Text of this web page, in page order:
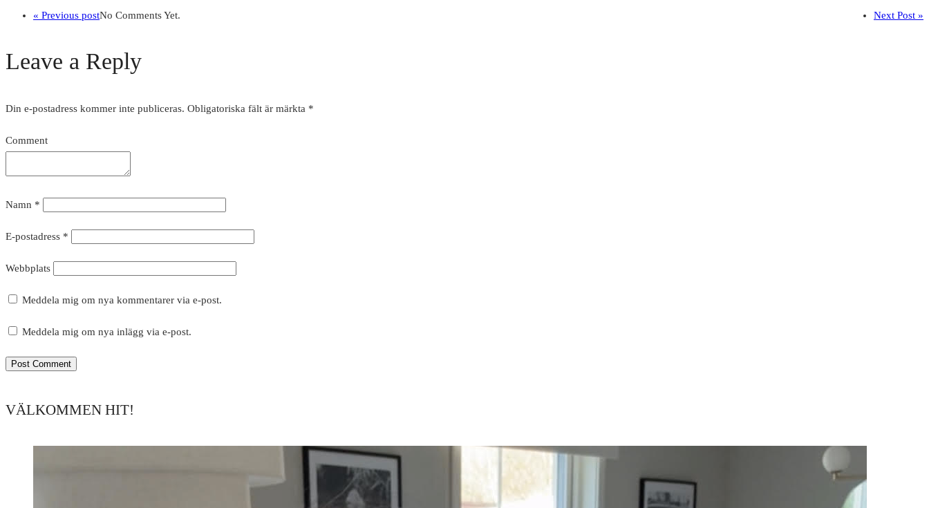
« Previous post Next Post »
No Comments Yet.
Leave a Reply
Din e-postadress kommer inte publiceras. Obligatoriska fält är märkta *
Comment
Namn *
E-postadress *
Webbplats
Meddela mig om nya kommentarer via e-post.
Meddela mig om nya inlägg via e-post.
VÄLKOMMEN HIT!